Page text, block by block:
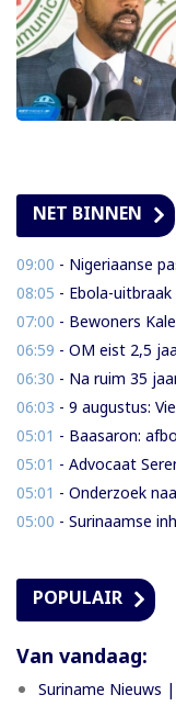
NET BINNEN
09:00 - Nigeriaanse pastor na
08:05 - Ebola-uitbraak
07:00 - Bewoners Kalebaskreek
06:59 - OM eist 2,5 jaar cel
06:30 - Na ruim 35 jaar krijgt
06:03 - 9 augustus:
05:01 - Baasaron: afbouw
05:01 - Advocaat Serena Essed
05:01 - Onderzoek naar
05:00 - Surinaamse inheemse
POPULAIR
Van vandaag:
Suriname Nieuws